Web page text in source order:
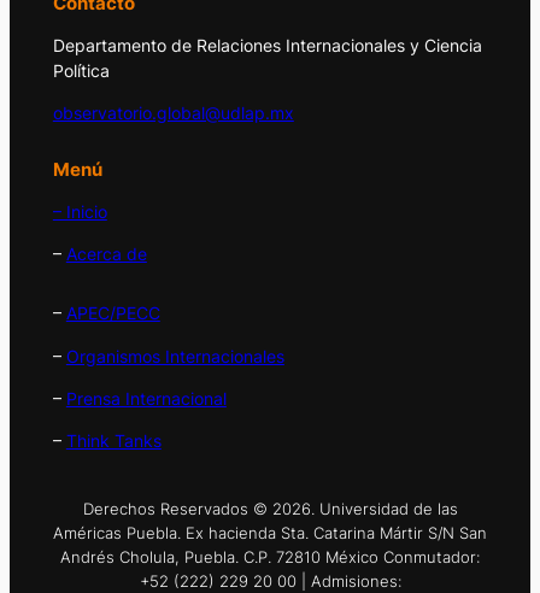
Departamento de Relaciones Internacionales y Ciencia
Política
observatorio.global@udlap.mx
Menú
– Inicio
– Acerca de
– APEC/PECC
– Organismos Internacionales
– Prensa Internacional
– Think Tanks
Derechos Reservados © 2026. Universidad de las
Américas Puebla. Ex hacienda Sta. Catarina Mártir S/N San
Andrés Cholula, Puebla. C.P. 72810 México Conmutador:
+52 (222) 229 20 00 | Admisiones: